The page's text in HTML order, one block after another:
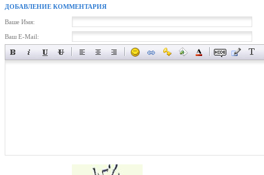
ДОБАВЛЕНИЕ КОММЕНТАРИЯ
Ваше Имя:
Ваш E-Mail: